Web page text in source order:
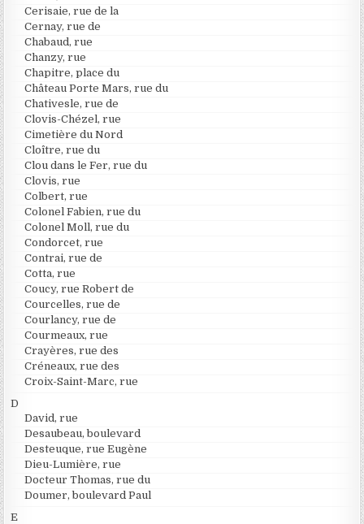
Cerisaie, rue de la
Cernay, rue de
Chabaud, rue
Chanzy, rue
Chapitre, place du
Château Porte Mars, rue du
Chativesle, rue de
Clovis-Chézel, rue
Cimetière du Nord
Cloître, rue du
Clou dans le Fer, rue du
Clovis, rue
Colbert, rue
Colonel Fabien, rue du
Colonel Moll, rue du
Condorcet, rue
Contrai, rue de
Cotta, rue
Coucy, rue Robert de
Courcelles, rue de
Courlancy, rue de
Courmeaux, rue
Crayères, rue des
Créneaux, rue des
Croix-Saint-Marc, rue
D
David, rue
Desaubeau, boulevard
Desteuque, rue Eugène
Dieu-Lumière, rue
Docteur Thomas, rue du
Doumer, boulevard Paul
E